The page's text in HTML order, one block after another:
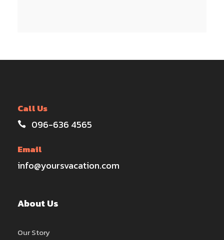
Call Us
096-636 4565
Email
info@yoursvacation.com
About Us
Our Story